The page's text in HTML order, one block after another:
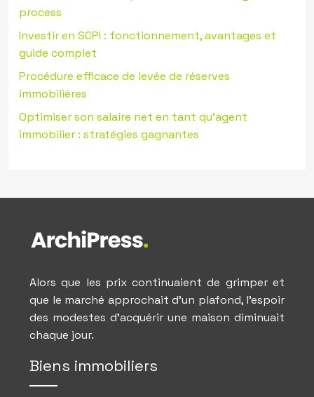
process
Investir en SCPI : fonctionnement, avantages et
guide complet
Procédure efficace de levée de réserves
immobilières
Optimiser son salaire net en tant qu’agent
immobilier : stratégies gagnantes
Alors que les prix continuaient de grimper et
que le marché approchait d’un plafond, l’espoir
des modestes d’acquérir une maison diminuait
chaque jour.
Biens immobiliers